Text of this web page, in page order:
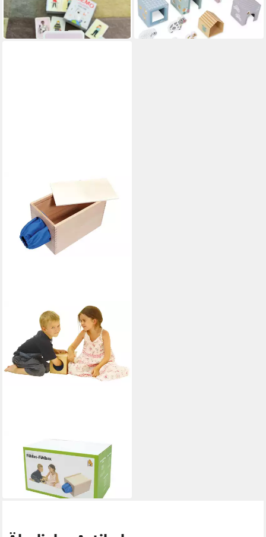
-50%
in 2-3 Werktagen bei dir
in 2-3 Werktagen bei dir
FORCHTENBERGER PUZZLE &
SPIELE
Spiel Fühllos - Fühlbox
29,95 €
in 2-3 Werktagen bei dir